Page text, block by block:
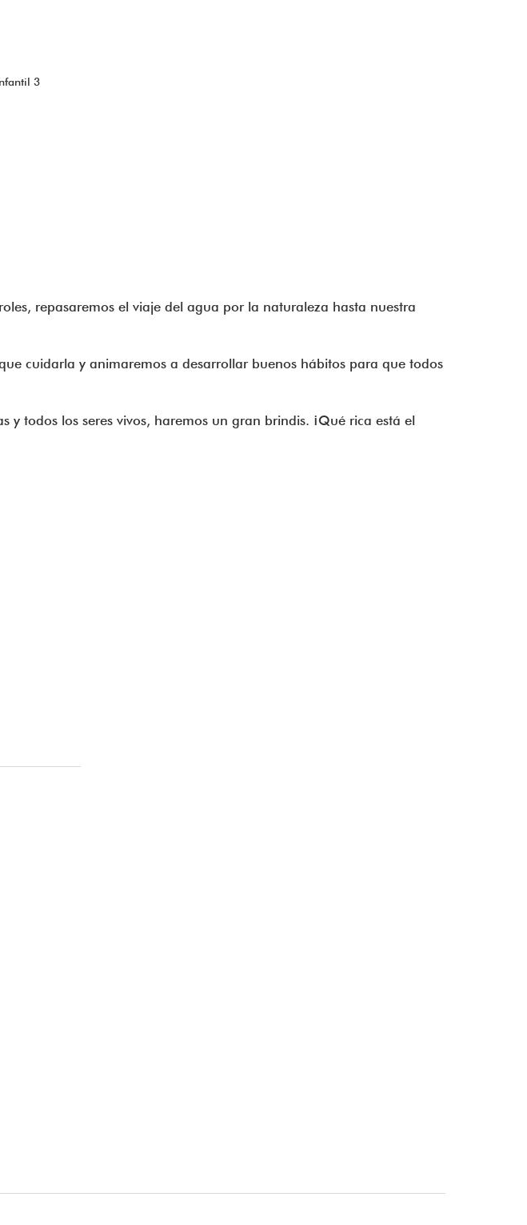
3
repasaremos el viaje del agua por la naturaleza hasta nuestra
cuidarla y animaremos a desarrollar buenos hábitos para que todos
todos los seres vivos, haremos un gran brindis. ¡Qué rica está el